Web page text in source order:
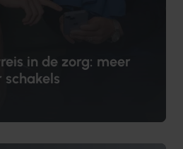
in de zorg: meer